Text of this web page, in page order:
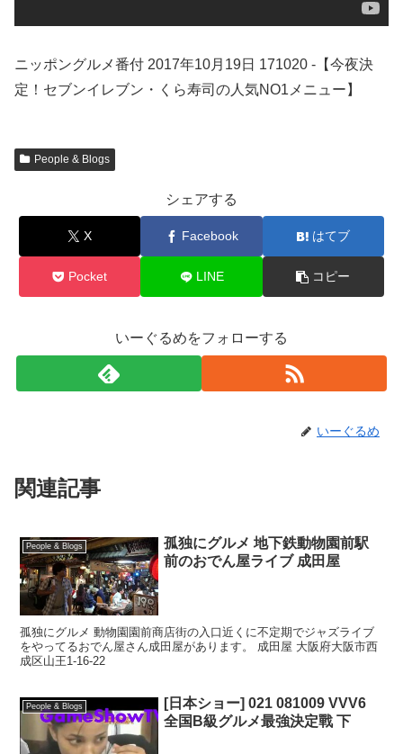
ニッポングルメ番付 2017年10月19日 171020 -【今夜決
定！セブンイレブン・くら寿司の人気NO1メニュー】
People & Blogs
シェアする
X Facebook はてブ
Pocket LINE コピー
いーぐるめをフォローする
いーぐるめ
関連記事
People & Blogs
孤独にグルメ 地下鉄動物園前駅
前のおでん屋ライブ 成田屋
孤独にグルメ 動物園園前商店街の入口近くに不定期でジャズライブ
をやってるおでん屋さん成田屋があります。 成田屋 大阪府大阪市西
成区山王1-16-22
People & Blogs
[日本ショー] 021 081009 VVV6
全国B級グルメ最強決定戰 下